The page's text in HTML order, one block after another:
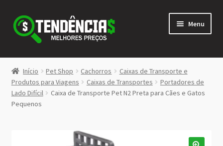
Pular
para
navegação
Pular
para
conteúdo
Menu
LOJA
<>
menu
Início Pet Shop Cachorros
Caixas de Transporte e
Produtos para Viagens
Caixas de Transportes
Portadores de
Lado Difícil
Caixa de Transporte Pet N2 Preta para Cães e Gatos
Pequenos